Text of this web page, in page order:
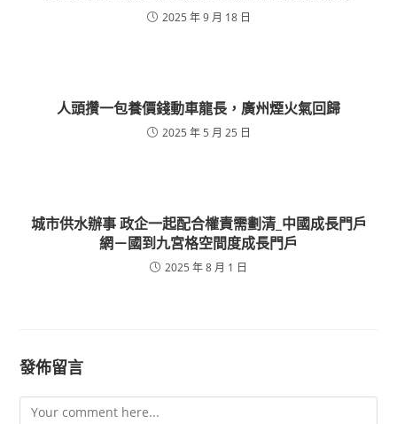
2025 年 9 月 18 日
人頭攢一包養價錢動車龍長，廣州煙火氣回歸
2025 年 5 月 25 日
城市供水辦事 政企一起配合權責需劃清_中國成長門戶
網－國到九宮格空間度成長門戶
2025 年 8 月 1 日
發佈留言
Comment